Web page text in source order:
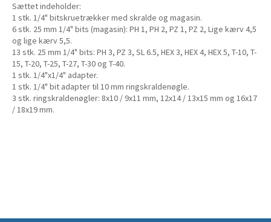
Sættet indeholder:
1 stk. 1/4" bitskruetrækker med skralde og magasin.
6 stk. 25 mm 1/4" bits (magasin): PH 1, PH 2, PZ 1, PZ 2, Lige kærv 4,5
og lige kærv 5,5.
13 stk. 25 mm 1/4" bits: PH 3, PZ 3, SL 6.5, HEX 3, HEX 4, HEX 5, T-10, T-
15, T-20, T-25, T-27, T-30 og T-40.
1 stk. 1/4"x1/4" adapter.
1 stk. 1/4" bit adapter til 10 mm ringskraldenøgle.
3 stk. ringskraldenøgler: 8x10 / 9x11 mm, 12x14 / 13x15 mm og 16x17
/ 18x19 mm.